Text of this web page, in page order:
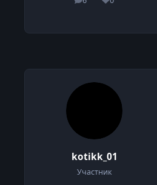
сообщенияРепутация
kotikk_01
Участник